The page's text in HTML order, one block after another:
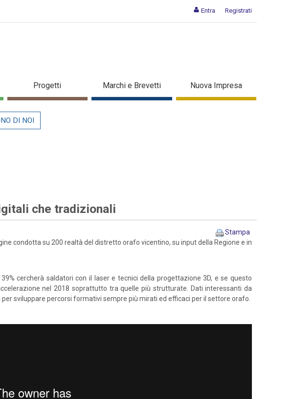
Entra Registrati
digitali che tradizionali -
Progetti Marchi e Brevetti Nuova Impresa
DI NOI
che tradizionali
Stampa
condotta su 200 realtà del distretto orafo vicentino, su input della Regione e in
cercherà saldatori con il laser e tecnici della progettazione 3D, e se questo
nel 2018 soprattutto tra quelle più strutturate. Dati interessanti da
sviluppare percorsi formativi sempre più mirati ed efficaci per il settore orafo.